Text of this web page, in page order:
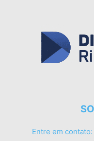
Entre em contato: